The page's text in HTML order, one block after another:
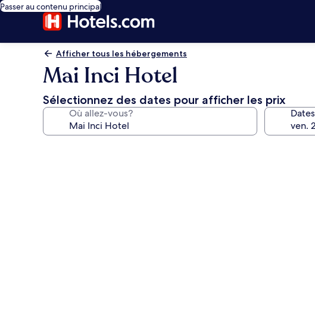
Passer au contenu principal
Afficher tous les hébergements
Mai Inci Hotel
Sélectionnez des dates pour afficher les prix
Où allez-vous? Dates